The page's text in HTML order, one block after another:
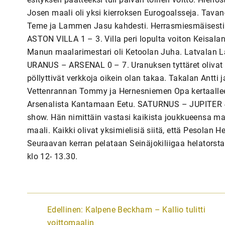
Josen maali oli yksi kierroksen Eurogoalsseja.
Teme ja Lammen Jasu kahdesti.
ASTON VILLA 1 – 3. Villa peri lopulta voiton
Manun maalarimestari oli Ketoolan Juha. Latvalan
URANUS – ARSENAL 0 – 7. Uranuksen tyttäret
pöllyttivät verkkoja oikein olan takaa. Takalan Antti
Vettenrannan Tommy ja Hernesniemen Opa
Arsenalista Kantamaan Eetu. SATURNUS –
show. Hän nimittäin vastasi kaikista joukkueensa
maali. Kaikki olivat yksimielisiä siitä, että Pesolan
Seuraavan kerran pelataan Seinäjokiliigaa
klo 12- 13.30.
A
Edellinen: Kalpene Beckham – Kallio tulitti
voittomaalin